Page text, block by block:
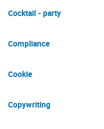
Cocktail - party
Compliance
Cookie
Copywriting